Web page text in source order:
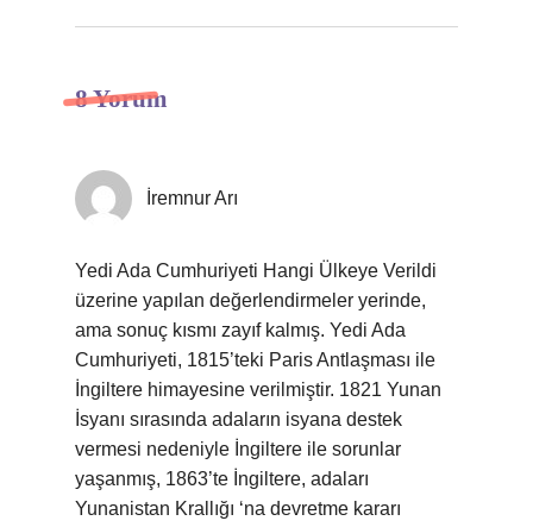
8 Yorum
İremnur Arı
Yedi Ada Cumhuriyeti Hangi Ülkeye Verildi
üzerine yapılan değerlendirmeler yerinde,
ama sonuç kısmı zayıf kalmış. Yedi Ada
Cumhuriyeti, 1815’teki Paris Antlaşması ile
İngiltere himayesine verilmiştir. 1821 Yunan
İsyanı sırasında adaların isyana destek
vermesi nedeniyle İngiltere ile sorunlar
yaşanmış, 1863’te İngiltere, adaları
Yunanistan Krallığı ‘na devretme kararı